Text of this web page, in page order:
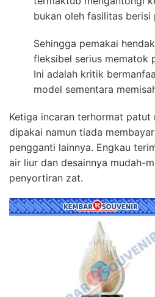
bukan oleh fasilitas berisi
Sehingga pemakai
fleksibel serius mematok
Ini adalah kritik
model sementara
Ketiga incaran terhormat patut
dipakai namun tiada
pengganti lainnya. Engkau
air liur dan desainnya mudah-
penyortiran zat.